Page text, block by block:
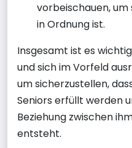
vorbeischauen, um
in Ordnung ist.
Insgesamt ist es
und sich im Vorfeld
um sicherzustellen,
Seniors erfüllt werden
Beziehung zwischen
entsteht.